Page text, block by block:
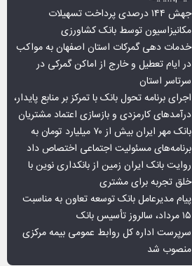
جهش ۱۴۴ درصدی پرداخت تسهیلات
مکانیزاسیون توسط بانک کشاورزی
خدمات دهی گمرکات استان اصفهان به مواکب
در ایام تعطیل و خارج از اماکن گمرکی در
سرتاسر استان
اجرای برنامه تحول بانک با تمرکز بر منابع پایدار،
درآمدهای کارمزدی و بازسازی اعتماد مشتریان
بانک مهر ایران بیش از ۷۰ میلیارد تومان به
برنامه‌های مسئولیت اجتماعی اختصاص داد
روایت بانک ایران زمین از بانکداری نوین با
خلق تجربه برای مشتری
پیام مدیرعامل بانک توسعه تعاون به مناسبت
۱۵ مرداد، سالروز تأسیس بانک
سرپرست اداره کل روابط عمومی بیمه مرکزی
منصوب شد